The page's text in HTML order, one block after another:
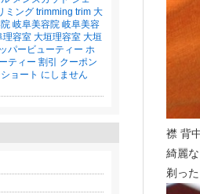
襟 背
綺麗
剃っ
ミング trimming trim 大
岐阜美容院 岐阜美容
容室 大垣理容室 大垣
パービューティー ホ
ティー 割引 クーポン
ョート にしません